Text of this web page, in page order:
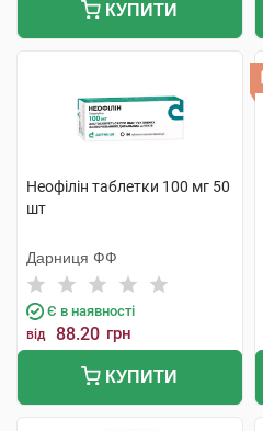
КУПИТИ
Неофілін таблетки 100 мг 50
шт
Дарниця ФФ
Є в наявності
від 88.20 грн
КУПИТИ